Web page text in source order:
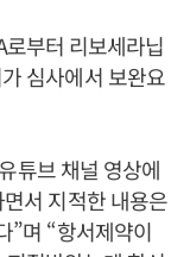
부터 리보세라닙
심사에서 보완요
튜브 채널 영상에
서 지적한 내용은
”며 “항서제약이